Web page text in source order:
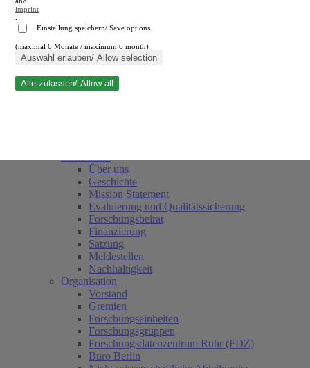
Suche schließen
Über uns
Geschichte
Mission Statement
Evaluierung und Qualitätssicherung
Forschungsbeirat
Finanzierung
Satzung
Meldestellen
Nachhaltigkeit
Organisation
Vorstand
Gremien
Forschungseinheiten
Forschungsgruppen
Forschungsdatenzentrum Ruhr (FDZ)
Büro Berlin
imprint
Einstellung speichern/ Save options
(maximal 6 Monate / maximum 6 month)
Auswahl erlauben/ Allow selection
Alle zulassen/ Allow all